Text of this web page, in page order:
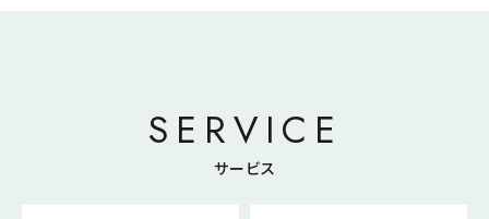
SERVICE
サービス